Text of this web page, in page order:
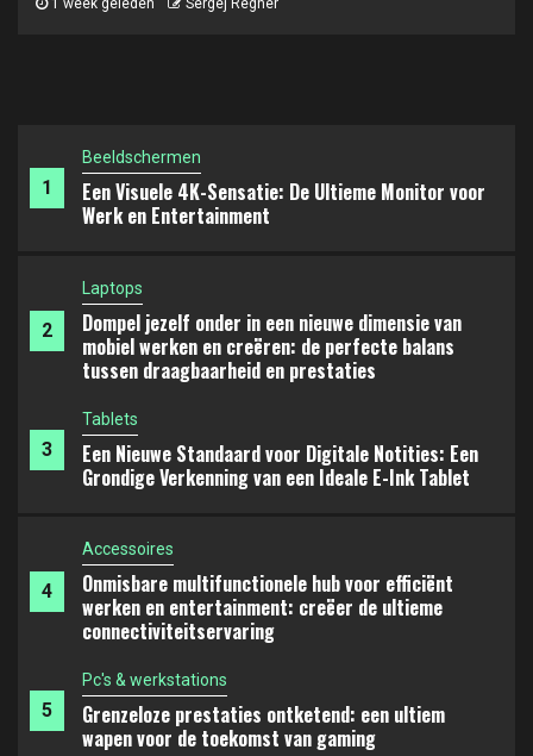
Laptops
Dompel jezelf onder in een nieuwe dimensie van
3
Tablets
Een Nieuwe Standaard voor Digitale Notities: Een
Grondige Verkenning van een Ideale E-Ink Tablet
Accessoires
Onmisbare multifunctionele hub voor efficiënt
5
Pc's & werkstations
Grenzeloze prestaties ontketend: een ultiem
wapen voor de toekomst van gaming
1
Beeldschermen
Een Visuele 4K-Sensatie: De Ultieme Monitor voor